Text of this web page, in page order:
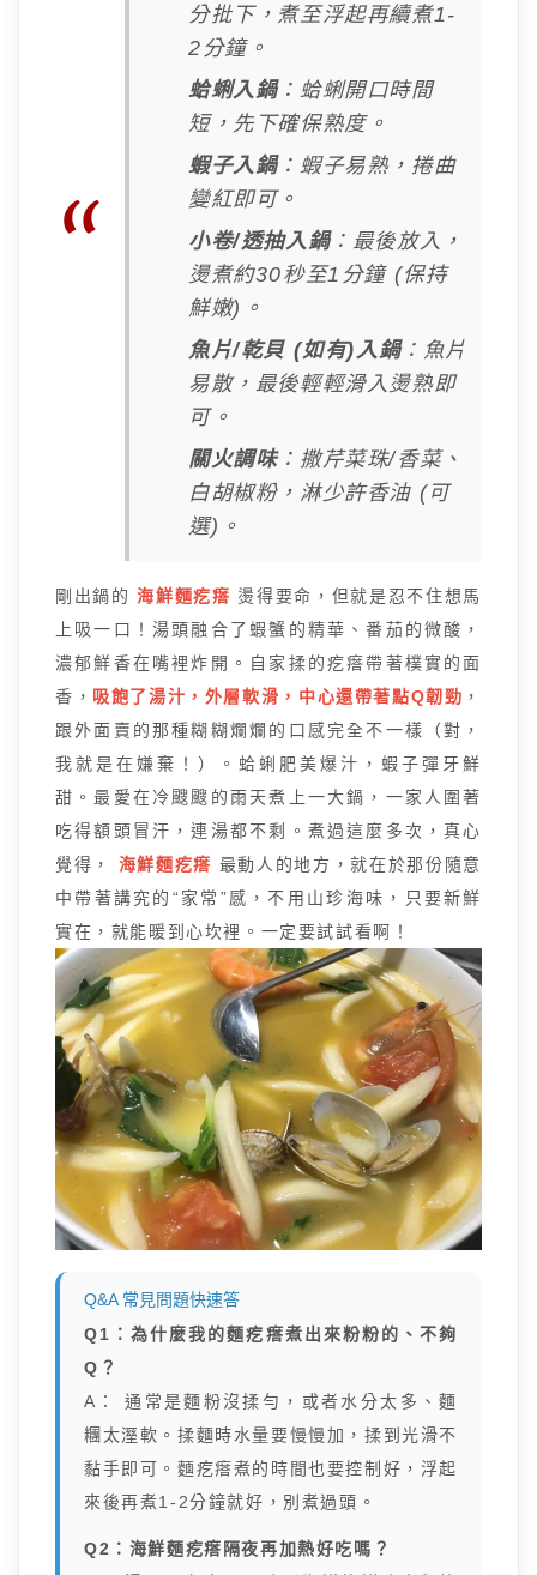
分批下，煮至浮起再續煮1-
2分鐘。
蛤蜊入鍋：蛤蜊開口時間
短，先下確保熟度。
蝦子入鍋：蝦子易熟，捲曲
變紅即可。
小卷/透抽入鍋：最後放入，
燙煮約30秒至1分鐘 (保持
鮮嫩)。
魚片/乾貝 (如有)入鍋：魚片
易散，最後輕輕滑入燙熟即
可。
關火調味：撒芹菜珠/香菜、
白胡椒粉，淋少許香油 (可
選)。
剛出鍋的海鮮麵疙瘩 燙得要命，但就是忍不住想馬
上吸一口！湯頭融合了蝦蟹的精華、番茄的微酸，
濃郁鮮香在嘴裡炸開。自家揉的疙瘩帶著樸實的面
香， 吸飽了湯汁，外層軟滑，中心還帶著點Q韌勁 ，
跟外面賣的那種糊糊爛爛的口感完全不一樣（對，
我就是在嫌棄！）。蛤蜊肥美爆汁，蝦子彈牙鮮
甜。最愛在冷颼颼的雨天煮上一大鍋，一家人圍著
吃得額頭冒汗，連湯都不剩。煮過這麼多次，真心
覺得， 海鮮麵疙瘩 最動人的地方，就在於那份隨意
中帶著講究的“家常”感，不用山珍海味，只要新鮮
實在，就能暖到心坎裡。一定要試試看啊！
Q&A 常見問題快速答
Q1：為什麼我的麵疙瘩煮出來粉粉的、不夠
Q？
A： 通常是麵粉沒揉勻，或者水分太多、麵
糰太溼軟。揉麵時水量要慢慢加，揉到光滑不
黏手即可。麵疙瘩煮的時間也要控制好，浮起
來後再煮1-2分鐘就好，別煮過頭。
Q2：海鮮麵疙瘩隔夜再加熱好吃嗎？